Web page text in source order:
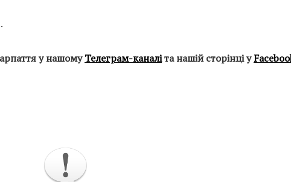
у нашомуТелеграм-каналіта нашій сторінці у